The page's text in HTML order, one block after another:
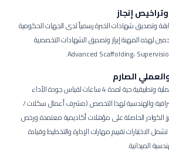
إنجاز
وتصديق شهادات الخبرة رسمياً لدى الجهات الحكومية
لهذه المهنة إبراز وتصديق الشهادات التخصصية
الصارم
إخضاع العمال لاختبارات عملية وتطبيقية حية لمدة 4 ساعات لقياس جودة الأداء
والهندسية لهذا التخصص (مشرف أعمال سكلات /
الكوادر الحاصلة على مؤهلات أكاديمية معتمدة ورخص
الاختبارات تقييم مهارات الإدارة والتخطيط وقيادة
الميدانية.